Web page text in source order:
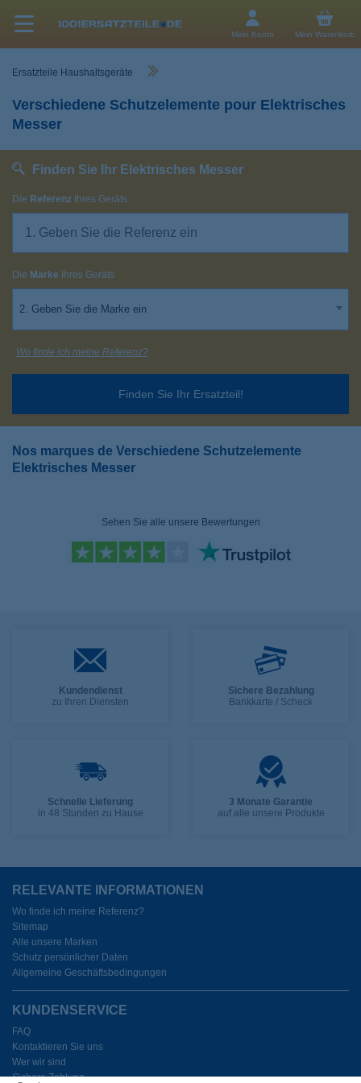
Mein Konto Mein Warenkorb
Ersatzteile Haushaltsgeräte
Verschiedene Schutzelemente pour Elektrisches
Messer
Finden Sie Ihr Elektrisches Messer
Die Referenz Ihres Geräts
Die Marke Ihres Geräts
2. Geben Sie die Marke ein
Finden Sie Ihr Ersatzteil!
Wo finde ich meine Referenz?
Nos marques de Verschiedene Schutzelemente
Elektrisches Messer
Sehen Sie alle unsere Bewertungen
Kundendienst
zu Ihren Diensten
Sichere Bezahlung
Bankkarte / Scheck
Schnelle Lieferung
in 48 Stunden zu Hause
3 Monate Garantie
auf alle unsere Produkte
RELEVANTE INFORMATIONEN
Wo finde ich meine Referenz?
Sitemap
Alle unsere Marken
Schutz persönlicher Daten
Allgemeine Geschäftsbedingungen
KUNDENSERVICE
FAQ
Kontaktieren Sie uns
Wer wir sind
Sichere Zahlung